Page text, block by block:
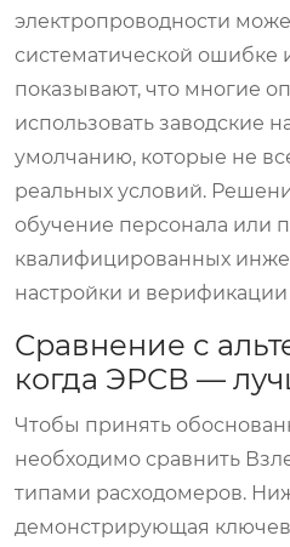
электропроводности
систематической
показывают, что многие
использовать заводские
умолчанию, которые не
реальных условий.
обучение персонала или
квалифицированных
настройки и
Сравнение с
когда ЭРСВ —
Чтобы принять
необходимо сравнить
типами расходомеров.
демонстрирующая